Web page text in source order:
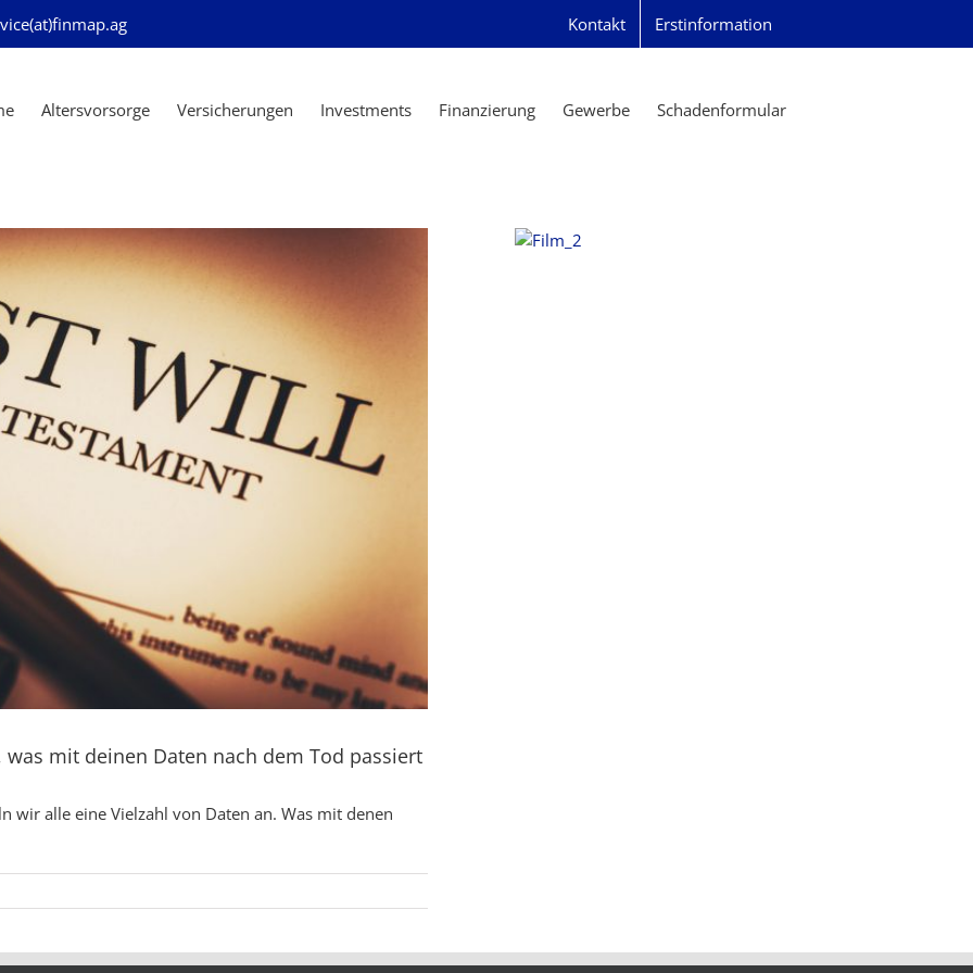
Kontakt Erstinformation
Altersvorsorge Versicherungen Investments Finanzierung Gewerbe Schadenformular
mit deinen Daten nach dem Tod passiert
wir alle eine Vielzahl von Daten an. Was mit denen